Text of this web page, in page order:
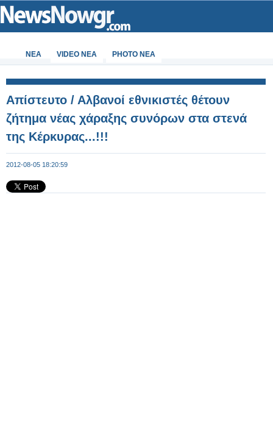
ΝΕΑ VIDEO NEA PHOTO NEA
Απίστευτο / Αλβανοί εθνικιστές θέτουν
ζήτημα νέας χάραξης συνόρων στα στενά
της Κέρκυρας...!!!
2012-08-05 18:20:59